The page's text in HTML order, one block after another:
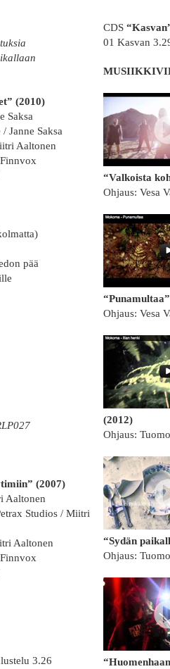
(2010)
Saksa
Janne Saksa
Aaltonen
pää
(2007)
Aaltonen
Studios / Miitri
Aaltonen
3.26
CDS
01 Kasvan
“Valkoista
Ohjaus: Vesa
Ohjaus: Vesa
(2012)
Ohjaus:
“Sydän
Ohjaus: